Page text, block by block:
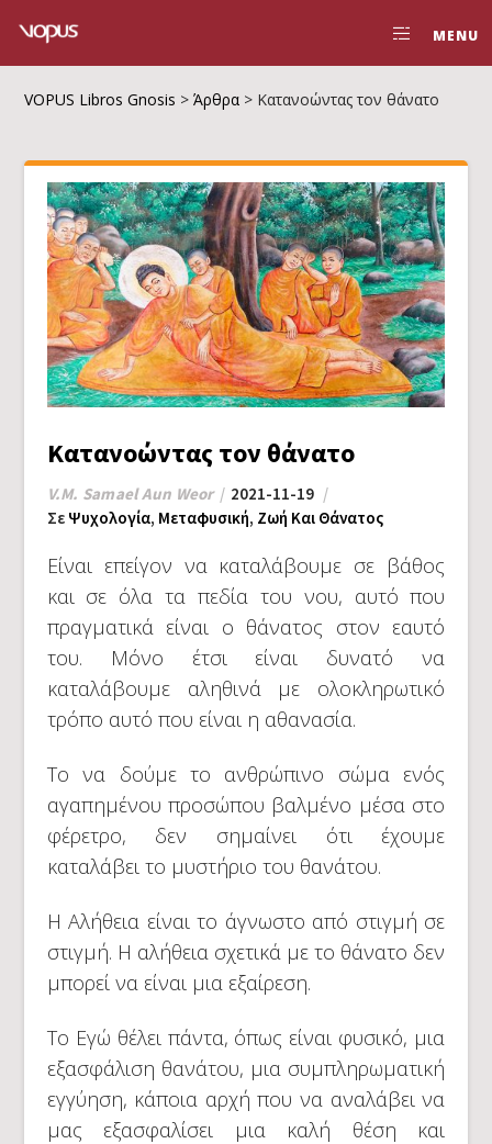
MENU
VOPUS Libros Gnosis >Άρθρα > Κατανοώντας τον θάνατο
Κατανοώντας τον θάνατο
V.M. Samael Aun Weor
2021-11-19
Σε Ψυχολογία, Μεταφυσική, Ζωή Και Θάνατος
Είναι επείγον να καταλάβουμε σε βάθος
και σε όλα τα πεδία του νου, αυτό που
πραγματικά είναι ο θάνατος στον εαυτό
του. Μόνο έτσι είναι δυνατό να
καταλάβουμε αληθινά με ολοκληρωτικό
τρόπο αυτό που είναι η αθανασία.
Το να δούμε το ανθρώπινο σώμα ενός
αγαπημένου προσώπου βαλμένο μέσα στο
φέρετρο, δεν σημαίνει ότι έχουμε
καταλάβει το μυστήριο του θανάτου.
Η Αλήθεια είναι το άγνωστο από στιγμή σε
στιγμή. Η αλήθεια σχετικά με το θάνατο δεν
μπορεί να είναι μια εξαίρεση.
Το Εγώ θέλει πάντα, όπως είναι φυσικό, μια
εξασφάλιση θανάτου, μια συμπληρωματική
εγγύηση, κάποια αρχή που να αναλάβει να
μας εξασφαλίσει μια καλή θέση και